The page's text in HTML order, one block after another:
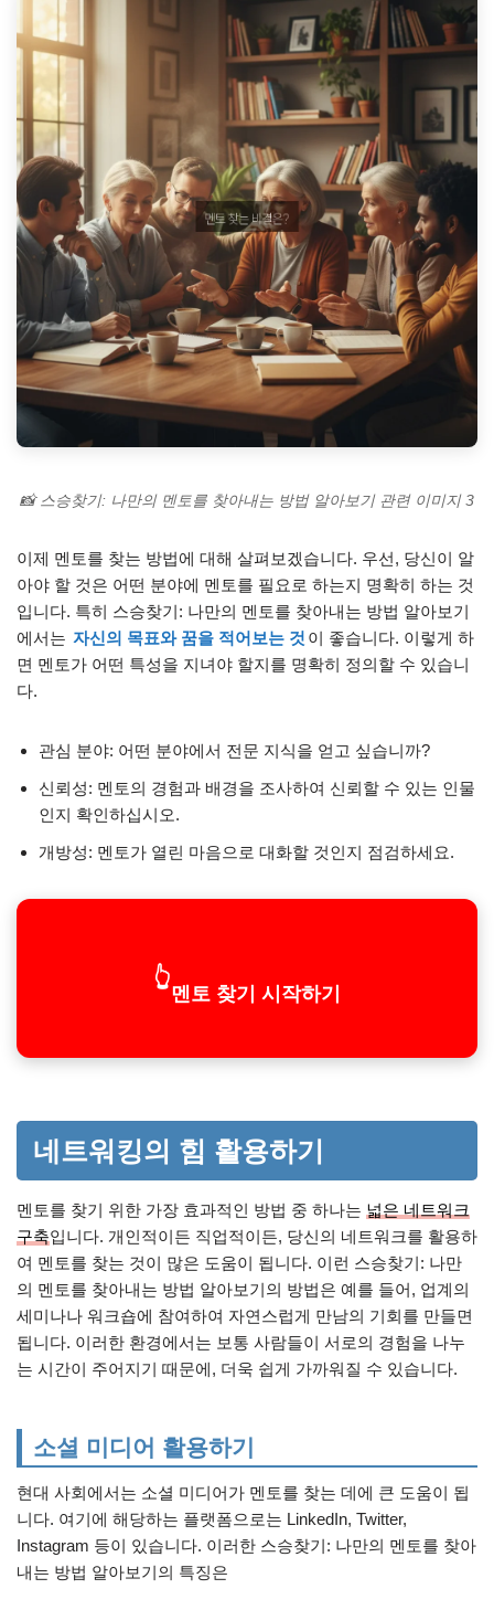
📸 스승찾기: 나만의 멘토를 찾아내는 방법 알아보기 관련 이미지 3
이제 멘토를 찾는 방법에 대해 살펴보겠습니다. 우선, 당신이 알
아야 할 것은 어떤 분야에 멘토를 필요로 하는지 명확히 하는 것
입니다. 특히 스승찾기: 나만의 멘토를 찾아내는 방법 알아보기
에서는 자신의 목표와 꿈을 적어보는 것 이 좋습니다. 이렇게 하
면 멘토가 어떤 특성을 지녀야 할지를 명확히 정의할 수 있습니
다.
관심 분야: 어떤 분야에서 전문 지식을 얻고 싶습니까?
신뢰성: 멘토의 경험과 배경을 조사하여 신뢰할 수 있는 인물
인지 확인하십시오.
개방성: 멘토가 열린 마음으로 대화할 것인지 점검하세요.
👆
멘토 찾기 시작하기
네트워킹의 힘 활용하기
멘토를 찾기 위한 가장 효과적인 방법 중 하나는 넓은 네트워크
구축입니다. 개인적이든 직업적이든, 당신의 네트워크를 활용하
여 멘토를 찾는 것이 많은 도움이 됩니다. 이런 스승찾기: 나만
의 멘토를 찾아내는 방법 알아보기의 방법은 예를 들어, 업계의
세미나나 워크숍에 참여하여 자연스럽게 만남의 기회를 만들면
됩니다. 이러한 환경에서는 보통 사람들이 서로의 경험을 나누
는 시간이 주어지기 때문에, 더욱 쉽게 가까워질 수 있습니다.
소셜 미디어 활용하기
현대 사회에서는 소셜 미디어가 멘토를 찾는 데에 큰 도움이 됩
니다. 여기에 해당하는 플랫폼으로는 LinkedIn, Twitter,
Instagram 등이 있습니다. 이러한 스승찾기: 나만의 멘토를 찾아
내는 방법 알아보기의 특징은